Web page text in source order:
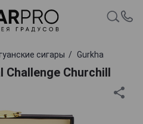
сигары Gurkha
Challenge Churchill